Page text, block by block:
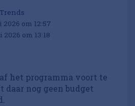
om 12:57
om 13:18
het programma voort te
daar nog geen budget